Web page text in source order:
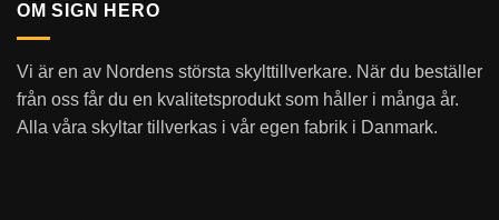
OM SIGN HERO
Vi är en av Nordens största skylttillverkare. När du beställer
från oss får du en kvalitetsprodukt som håller i många år.
Alla våra skyltar tillverkas i vår egen fabrik i Danmark.